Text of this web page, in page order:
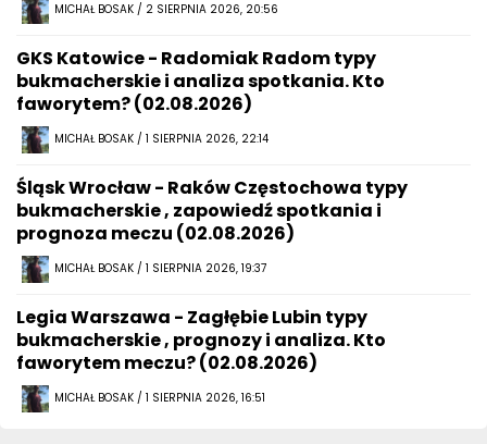
MICHAŁ BOSAK / 2 SIERPNIA 2026, 20:56
GKS Katowice - Radomiak Radom typy
bukmacherskie i analiza spotkania. Kto
faworytem? (02.08.2026)
MICHAŁ BOSAK / 1 SIERPNIA 2026, 22:14
Śląsk Wrocław - Raków Częstochowa typy
bukmacherskie , zapowiedź spotkania i
prognoza meczu (02.08.2026)
MICHAŁ BOSAK / 1 SIERPNIA 2026, 19:37
Legia Warszawa - Zagłębie Lubin typy
bukmacherskie , prognozy i analiza. Kto
faworytem meczu? (02.08.2026)
MICHAŁ BOSAK / 1 SIERPNIA 2026, 16:51